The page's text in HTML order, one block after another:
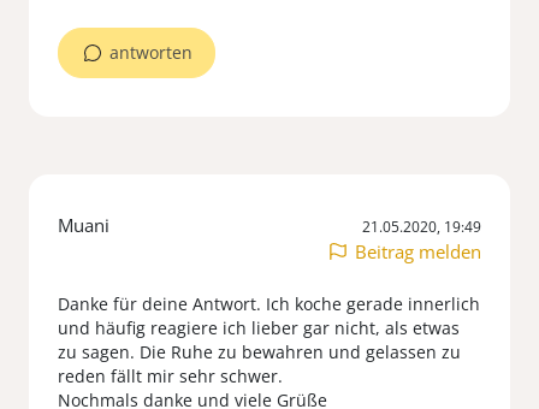
antworten
Muani 21.05.2020, 19:49
Beitrag melden
Danke für deine Antwort. Ich koche gerade innerlich
und häufig reagiere ich lieber gar nicht, als etwas
zu sagen. Die Ruhe zu bewahren und gelassen zu
reden fällt mir sehr schwer.
Nochmals danke und viele Grüße